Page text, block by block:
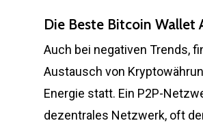
Die Beste Bitcoin Wallet
Auch bei negativen Trends,
Austausch von
Energie statt. Ein P2P-
dezentrales Netzwerk, oft